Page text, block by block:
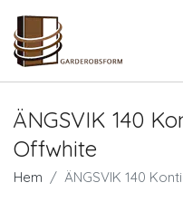
ÄNGSVIK 140
Offwhite
Hem ÄNGSVIK 140